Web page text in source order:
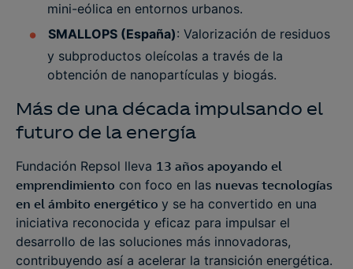
mini-eólica en entornos urbanos.
SMALLOPS (España): Valorización de residuos
y subproductos oleícolas a través de la
obtención de nanopartículas y biogás.
Más de una década impulsando el
futuro de la energía
Fundación Repsol lleva 13 años apoyando el
emprendimiento con foco en las nuevas tecnologías
en el ámbito energético y se ha convertido en una
iniciativa reconocida y eficaz para impulsar el
desarrollo de las soluciones más innovadoras,
contribuyendo así a acelerar la transición energética.